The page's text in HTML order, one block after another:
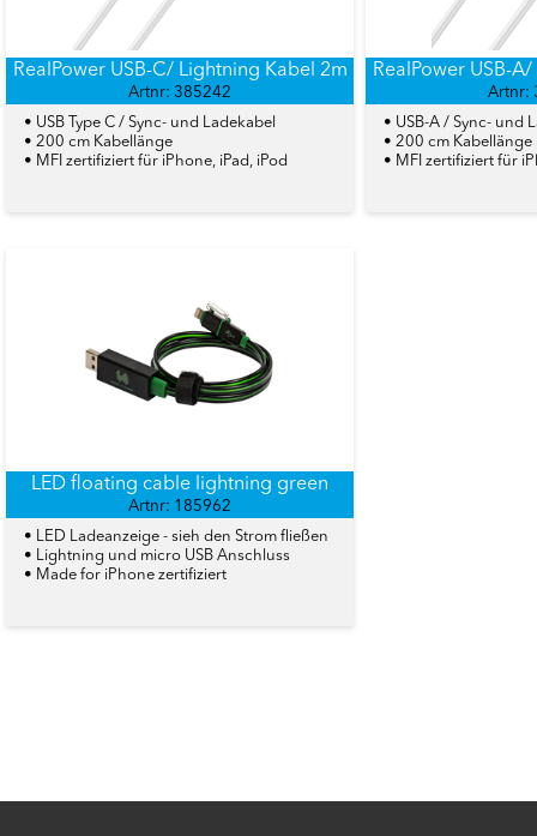
LED floating cable lightning green
Artnr: 185962
• LED Ladeanzeige - sieh den Strom fließen
• Lightning und micro USB Anschluss
• Made for iPhone zertifiziert
RealPower USB-
Artnr:
• USB-A / Sync- und
• 200 cm Kabellänge
• MFI zertifiziert für
RealPower USB-C/ Lightning Kabel 2m
Artnr: 385242
• USB Type C / Sync- und Ladekabel
• 200 cm Kabellänge
• MFI zertifiziert für iPhone, iPad, iPod